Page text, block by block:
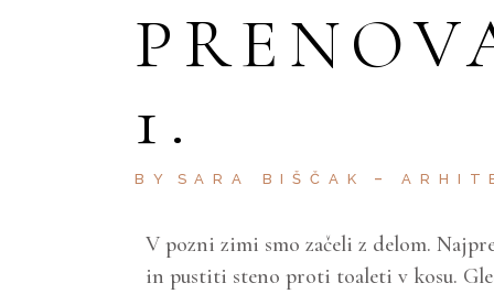
1.
BY SARA BIŠČAK
V pozni zimi smo začeli z delom.
in pustiti steno proti toaleti v kosu.